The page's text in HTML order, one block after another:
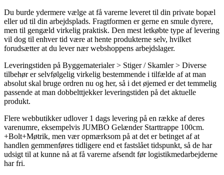
Du burde ydermere vælge at få varerne leveret til din private bopæl
eller ud til din arbejdsplads. Fragtformen er gerne en smule dyrere,
men til gengæld virkelig praktisk. Den mest letkøbte type af levering
vil dog til enhver tid være at hente produkterne selv, hvilket
forudsætter at du lever nær webshoppens arbejdslager.
Leveringstiden på Byggematerialer > Stiger / Skamler > Diverse
tilbehør er selvfølgelig virkelig bestemmende i tilfælde af at man
absolut skal bruge ordren nu og her, så i det øjemed er det temmelig
passende at man dobbelttjekker leveringstiden på det aktuelle
produkt.
Flere webbutikker udlover 1 dags levering på en række af deres
varenumre, eksempelvis JUMBO Gelænder Starttrappe 100cm.
+Bolt+Møtrik, men vær opmærksom på at det er betinget af at
handlen gemmenføres tidligere end et fastslået tidspunkt, så de har
udsigt til at kunne nå at få varerne afsendt før logistikmedarbejderne
har fri.